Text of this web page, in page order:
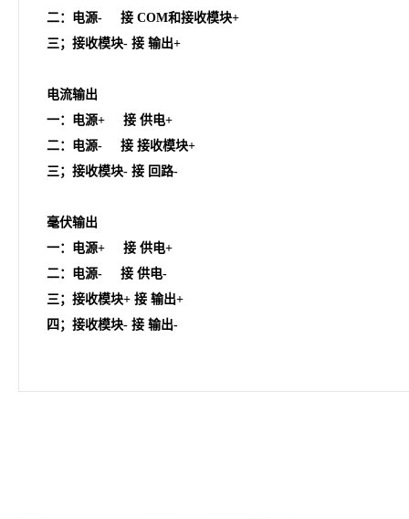
二：电源- 接 COM和接收模块+
三；接收模块- 接 输出+
电流输出
一：电源+ 接 供电+
二：电源- 接 接收模块+
三；接收模块- 接 回路-
毫伏输出
一：电源+ 接 供电+
二：电源- 接 供电-
三；接收模块+ 接 输出+
四；接收模块- 接 输出-